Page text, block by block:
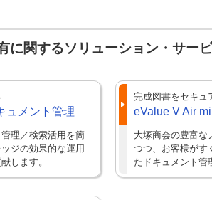
に関するソリューション・サー
ュメント管理
理／検索活用を簡
ジの効果的な運用
します。
完成図書をセキュ
eValue V Air
大塚商会の豊富な
つつ、お客様がす
たドキュメント管